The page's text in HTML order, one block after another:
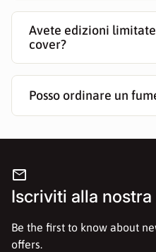
Avete edizioni
cover?
Posso ordinare un
mail
Iscriviti alla
Be the first to know about
offers.